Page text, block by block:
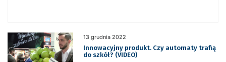
13 grudnia 2022
Innowacyjny produkt. Czy automaty trafią
do szkół? (VIDEO)